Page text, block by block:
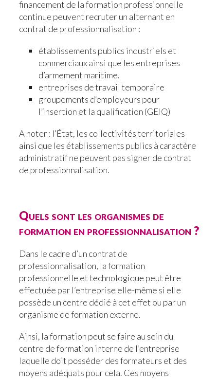
financement de la formation professionnelle
continue peuvent recruter un alternant en
contrat de professionnalisation :
établissements publics industriels et
commerciaux ainsi que les entreprises
d’armement maritime.
entreprises de travail temporaire
groupements d’employeurs pour
l’insertion et la qualification (GEIQ)
A noter : l’État, les collectivités territoriales
ainsi que les établissements publics à caractère
administratif ne peuvent pas signer de contrat
de professionnalisation.
Quels sont les organismes de
formation en professionnalisation ?
Dans le cadre d’un contrat de
professionnalisation, la formation
professionnelle et technologique peut être
effectuée par l’entreprise elle-même si elle
possède un centre dédié à cet effet ou par un
organisme de formation externe.
Ainsi, la formation peut se faire au sein du
centre de formation interne de l’entreprise
laquelle doit posséder des formateurs et des
moyens adéquats pour cela. Ces moyens